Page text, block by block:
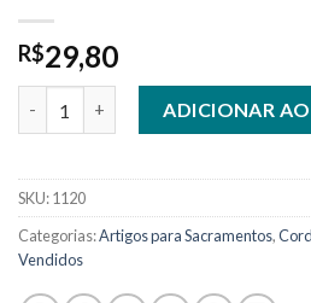
R$29,80
ADICIONAR
SKU:1120
Categorias:Artigos para Sacramentos,
Vendidos